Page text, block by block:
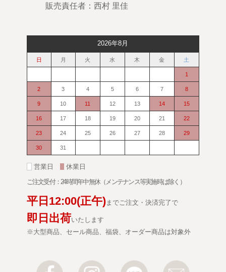
販売責任者：西村 里佳
2026年8月
日 月 火 水 木 金 土
1
2 3 4 5 6 7 8
9 10 11 12 13 14 15
16 17 18 19 20 21 22
23 24 25 26 27 28 29
30 31
営業日
休業日
ご注文受付：24時間年中無休（メンテナンス等実施時は除く）
平日 12:00(正午)までご注文・決済完了で
即日出荷いたします
※大型商品、セール商品、福袋、オーダー商品は対象外